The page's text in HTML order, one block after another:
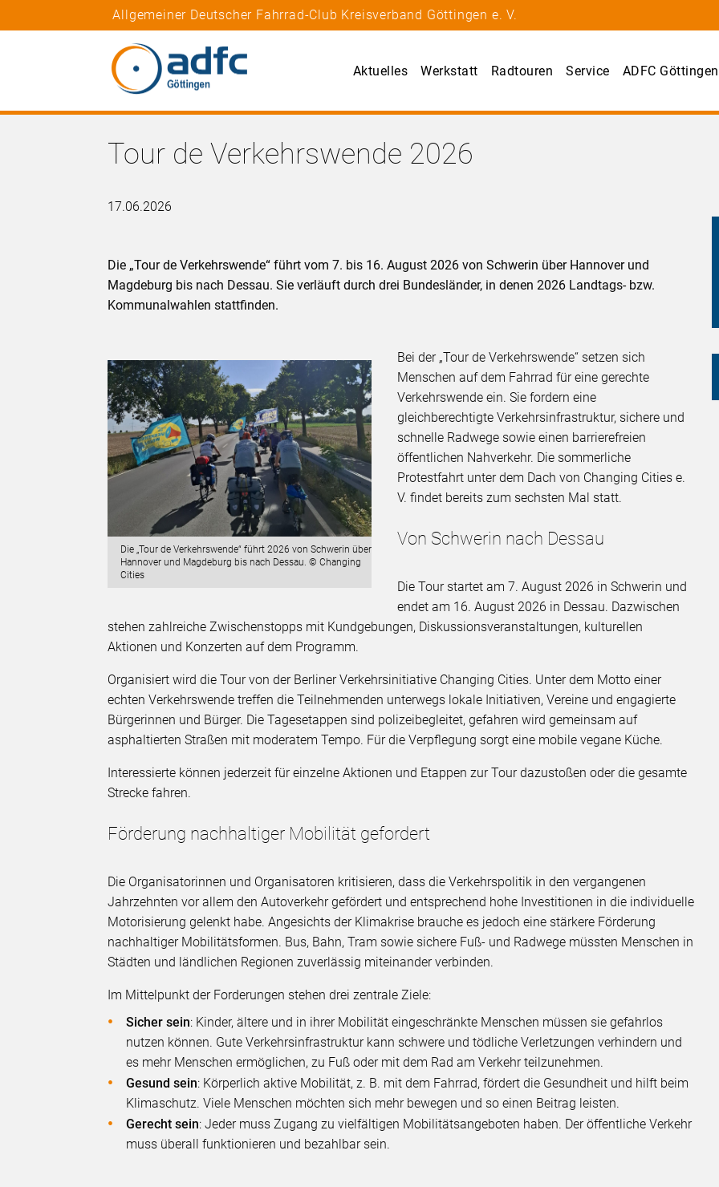
Allgemeiner Deutscher Fahrrad-Club Kreisverband Göttingen e. V.
Aktuelles Werkstatt Radtouren Service ADFC Göttingen
Tour de Verkehrswende 2026
17.06.2026
Die „Tour de Verkehrswende“ führt vom 7. bis 16. August 2026 von Schwerin über Hannover und
Magdeburg bis nach Dessau. Sie verläuft durch drei Bundesländer, in denen 2026 Landtags- bzw.
Kommunalwahlen stattfinden.
Die „Tour de Verkehrswende“ führt 2026 von Schwerin über
Hannover und Magdeburg bis nach Dessau. © Changing
Cities
Bei der „Tour de Verkehrswende“ setzen sich
Menschen auf dem Fahrrad für eine gerechte
Verkehrswende ein. Sie fordern eine
gleichberechtigte Verkehrsinfrastruktur, sichere und
schnelle Radwege sowie einen barrierefreien
öffentlichen Nahverkehr. Die sommerliche
Protestfahrt unter dem Dach von Changing Cities e.
V. findet bereits zum sechsten Mal statt.
Von Schwerin nach Dessau
Die Tour startet am 7. August 2026 in Schwerin und
endet am 16. August 2026 in Dessau. Dazwischen
stehen zahlreiche Zwischenstopps mit Kundgebungen, Diskussionsveranstaltungen, kulturellen
Aktionen und Konzerten auf dem Programm.
Organisiert wird die Tour von der Berliner Verkehrsinitiative Changing Cities. Unter dem Motto einer
echten Verkehrswende treffen die Teilnehmenden unterwegs lokale Initiativen, Vereine und engagierte
Bürgerinnen und Bürger. Die Tagesetappen sind polizeibegleitet, gefahren wird gemeinsam auf
asphaltierten Straßen mit moderatem Tempo. Für die Verpflegung sorgt eine mobile vegane Küche.
Interessierte können jederzeit für einzelne Aktionen und Etappen zur Tour dazustoßen oder die gesamte
Strecke fahren.
Förderung nachhaltiger Mobilität gefordert
Die Organisatorinnen und Organisatoren kritisieren, dass die Verkehrspolitik in den vergangenen
Jahrzehnten vor allem den Autoverkehr gefördert und entsprechend hohe Investitionen in die individuelle
Motorisierung gelenkt habe. Angesichts der Klimakrise brauche es jedoch eine stärkere Förderung
nachhaltiger Mobilitätsformen. Bus, Bahn, Tram sowie sichere Fuß- und Radwege müssten Menschen in
Städten und ländlichen Regionen zuverlässig miteinander verbinden.
Im Mittelpunkt der Forderungen stehen drei zentrale Ziele:
Sicher sein: Kinder, ältere und in ihrer Mobilität eingeschränkte Menschen müssen sie gefahrlos
nutzen können. Gute Verkehrsinfrastruktur kann schwere und tödliche Verletzungen verhindern und
es mehr Menschen ermöglichen, zu Fuß oder mit dem Rad am Verkehr teilzunehmen.
Gesund sein: Körperlich aktive Mobilität, z. B. mit dem Fahrrad, fördert die Gesundheit und hilft beim
Klimaschutz. Viele Menschen möchten sich mehr bewegen und so einen Beitrag leisten.
Gerecht sein: Jeder muss Zugang zu vielfältigen Mobilitätsangeboten haben. Der öffentliche Verkehr
muss überall funktionieren und bezahlbar sein.